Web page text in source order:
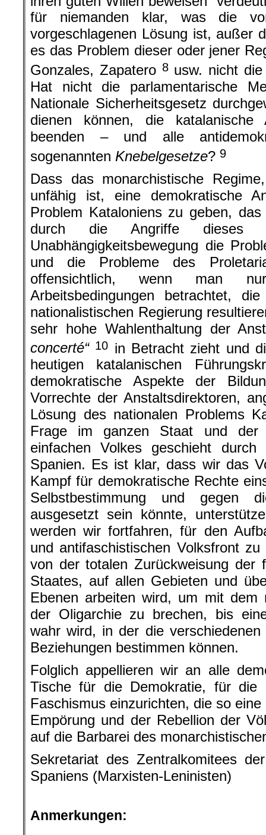
für niemanden klar, was die
vorgeschlagenen Lösung ist, außer
es das Problem dieser oder jener
Gonzales, Zapatero 8usw. nicht die
Hat nicht die parlamentarische
Nationale Sicherheitsgesetz
dienen können, die
beenden – und alle
sogenannten Knebelgesetze? 9
Dass das monarchistische
unfähig ist, eine demokratische
Problem Kataloniens zu geben,
durch die Angriffe dieses
Unabhängigkeitsbewegung die
und die Probleme des
offensichtlich, wenn man
Arbeitsbedingungen betrachtet,
nationalistischen Regierung
sehr hohe Wahlenthaltung der
concerté“ 10 in Betracht zieht und
heutigen katalanischen
demokratische Aspekte der
Vorrechte der Anstaltsdirektoren,
Lösung des nationalen Problems
Frage im ganzen Staat und der
einfachen Volkes geschieht durch
Spanien. Es ist klar, dass wir das
Kampf für demokratische Rechte
Selbstbestimmung und gegen
ausgesetzt sein könnte,
werden wir fortfahren, für den
und antifaschistischen Volksfront
von der totalen Zurückweisung der
Staates, auf allen Gebieten und
Ebenen arbeiten wird, um mit dem
der Oligarchie zu brechen, bis
wahr wird, in der die
Beziehungen bestimmen können.
Folglich appellieren wir an alle
Tische für die Demokratie, für die
Faschismus einzurichten, die so
Empörung und der Rebellion der
auf die Barbarei des
Sekretariat des Zentralkomitees
Spaniens (Marxisten-Leninisten)
Anmerkungen: